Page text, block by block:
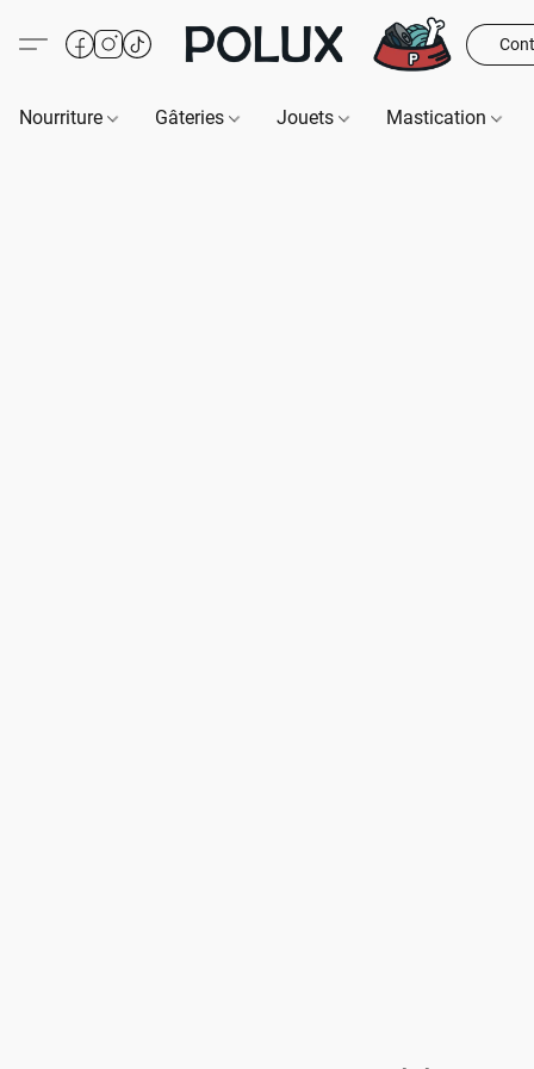
Nourriture Gâteries Jouets Mastication